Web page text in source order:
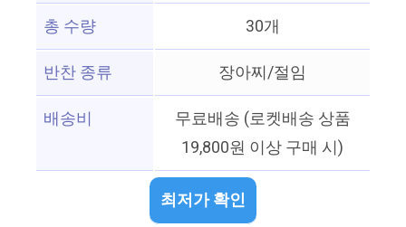
총 수량
30개
반찬 종류
장아찌/절임
배송비
무료배송 (로켓배송 상품
19,800원 이상 구매 시)
최저가 확인